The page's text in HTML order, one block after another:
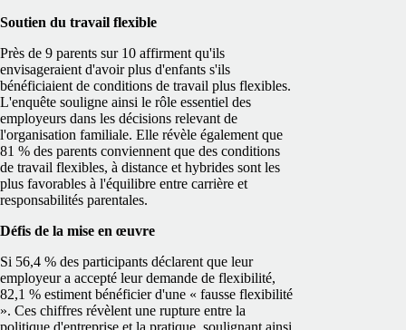
Soutien du travail flexible
Près de 9 parents sur 10 affirment qu'ils
envisageraient d'avoir plus d'enfants s'ils
bénéficiaient de conditions de travail plus flexibles.
L'enquête souligne ainsi le rôle essentiel des
employeurs dans les décisions relevant de
l'organisation familiale. Elle révèle également que
81 % des parents conviennent que des conditions
de travail flexibles, à distance et hybrides sont les
plus favorables à l'équilibre entre carrière et
responsabilités parentales.
Défis de la mise en œuvre
Si 56,4 % des participants déclarent que leur
employeur a accepté leur demande de flexibilité,
82,1 % estiment bénéficier d'une « fausse flexibilité
». Ces chiffres révèlent une rupture entre la
politique d'entreprise et la pratique, soulignant ainsi